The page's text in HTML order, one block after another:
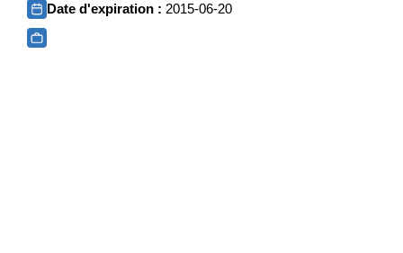
Date d'expiration : 2015-06-20